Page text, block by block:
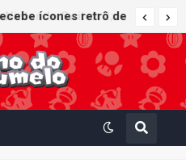
ícones retrô de
Kart: Super Circuit